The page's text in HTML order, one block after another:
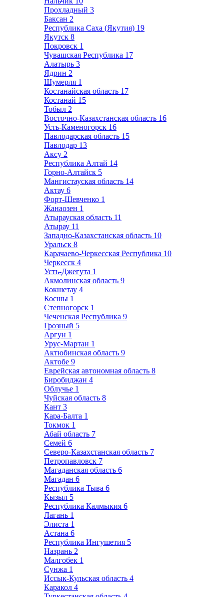
Прохладный 3
Баксан 2
Республика Саха (Якутия) 19
Якутск 8
Покровск 1
Чувашская Республика 17
Алатырь 3
Ядрин 2
Шумерля 1
Костанайская область 17
Костанай 15
Тобыл 2
Восточно-Казахстанская область 16
Усть-Каменогорск 16
Павлодарская область 15
Павлодар 13
Аксу 2
Республика Алтай 14
Горно-Алтайск 5
Мангистауская область 14
Актау 6
Форт-Шевченко 1
Жанаозен 1
Атырауская область 11
Атырау 11
Западно-Казахстанская область 10
Уральск 8
Карачаево-Черкесская Республика 10
Черкесск 4
Усть-Джегута 1
Акмолинская область 9
Кокшетау 4
Косшы 1
Степногорск 1
Чеченская Республика 9
Грозный 5
Аргун 1
Урус-Мартан 1
Актюбинская область 9
Актобе 9
Еврейская автономная область 8
Биробиджан 4
Облучье 1
Чуйская область 8
Кант 3
Кара-Балта 1
Токмок 1
Абай область 7
Семей 6
Северо-Казахстанская область 7
Петропавловск 7
Магаданская область 6
Магадан 6
Республика Тыва 6
Кызыл 5
Республика Калмыкия 6
Лагань 1
Элиста 1
Астана 6
Республика Ингушетия 5
Назрань 2
Малгобек 1
Сунжа 1
Иссык-Кульская область 4
Каракол 4